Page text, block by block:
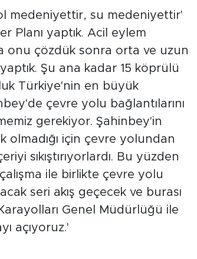
medeniyettir, su medeniyettir'
Planı yaptık. Acil eylem
onu çözdük sonra orta ve uzun
Şu ana kadar 15 köprülü
Türkiye'nin en büyük
çevre yolu bağlantılarını
gerekiyor. Şahinbey'in
olmadığı için çevre yolundan
sıkıştırıyorlardı. Bu yüzden
ile birlikte çevre yolu
seri akış geçecek ve burası
Genel Müdürlüğü ile
açıyoruz.'